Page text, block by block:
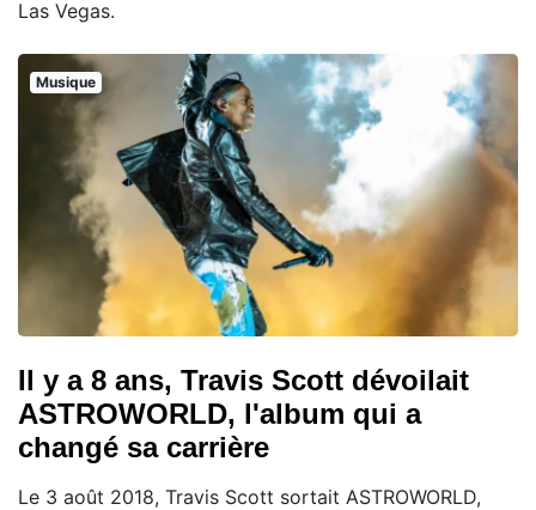
Las Vegas.
Musique
Il y a 8 ans, Travis Scott dévoilait
ASTROWORLD, l'album qui a
changé sa carrière
Le 3 août 2018, Travis Scott sortait ASTROWORLD,